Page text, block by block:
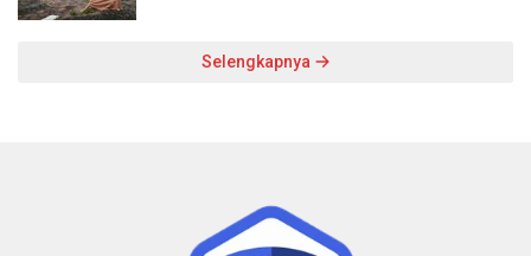
Selengkapnya